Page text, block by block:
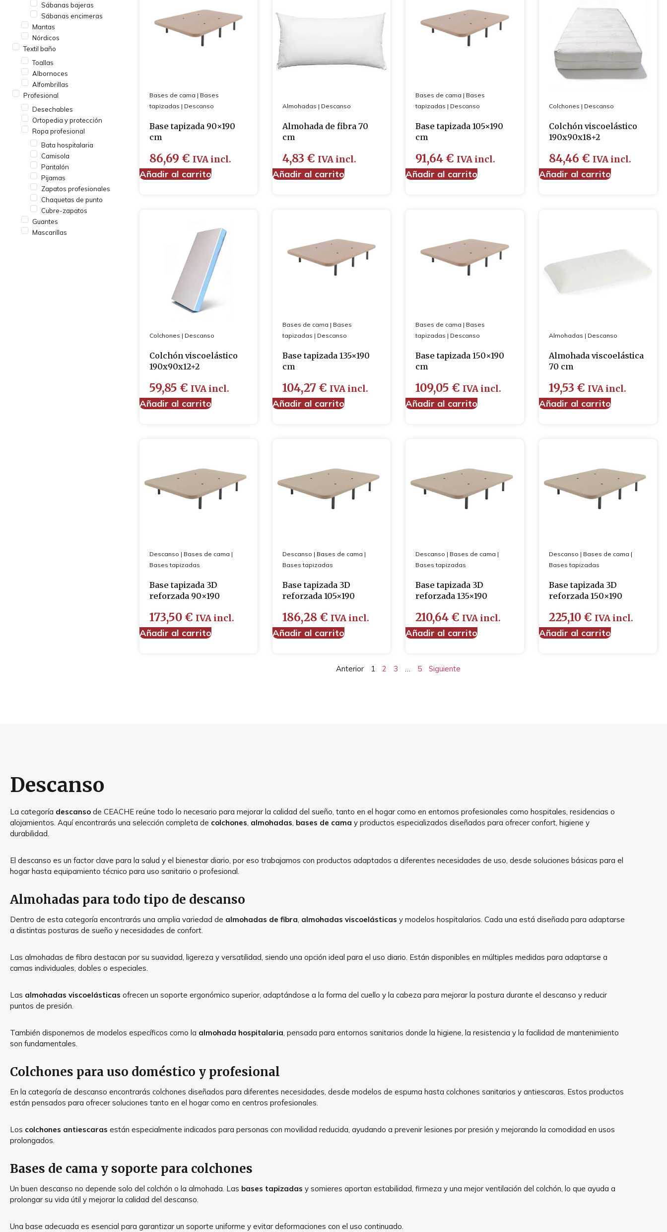
Sábanas bajeras
Sábanas encimeras
Mantas
Nórdicos
Textil baño
Toallas
Albornoces
Alfombrillas
Profesional
Desechables
Ortopedia y protección
Ropa profesional
Bata hospitalaria
Camisola
Pantalón
Pijamas
Zapatos profesionales
Chaquetas de punto
Cubre-zapatos
Guantes
Mascarillas
Bases de cama | Bases
tapizadas | Descanso
Base tapizada 90×190
cm
86,69 € IVA incl.
Añadir al carrito
Almohadas | Descanso
Almohada de fibra 70
cm
4,83 € IVA incl.
Añadir al carrito
Bases de cama | Bases
tapizadas | Descanso
Base tapizada 105×190
cm
91,64 € IVA incl.
Añadir al carrito
Colchones | Descanso
Colchón viscoelástico
190x90x18+2
84,46 € IVA incl.
Añadir al carrito
Colchones | Descanso
Colchón viscoelástico
190x90x12+2
59,85 € IVA incl.
Añadir al carrito
Bases de cama | Bases
tapizadas | Descanso
Base tapizada 135×190
cm
104,27 € IVA incl.
Añadir al carrito
Bases de cama | Bases
tapizadas | Descanso
Base tapizada 150×190
cm
109,05 € IVA incl.
Añadir al carrito
Almohadas | Descanso
Almohada viscoelástica
70 cm
19,53 € IVA incl.
Añadir al carrito
Descanso | Bases de cama |
Bases tapizadas
Base tapizada 3D
reforzada 90×190
173,50 € IVA incl.
Añadir al carrito
Descanso | Bases de cama |
Bases tapizadas
Base tapizada 3D
reforzada 105×190
186,28 € IVA incl.
Añadir al carrito
Descanso | Bases de cama |
Bases tapizadas
Base tapizada 3D
reforzada 135×190
210,64 € IVA incl.
Añadir al carrito
Descanso | Bases de cama |
Bases tapizadas
Base tapizada 3D
reforzada 150×190
225,10 € IVA incl.
Añadir al carrito
Anterior 1 2 3 … 5 Siguiente
Descanso
La categoría descanso de CEACHE reúne todo lo necesario para mejorar la calidad del sueño, tanto en el hogar como en entornos profesionales como hospitales, residencias o
alojamientos. Aquí encontrarás una selección completa de colchones, almohadas, bases de cama y productos especializados diseñados para ofrecer confort, higiene y
durabilidad.
El descanso es un factor clave para la salud y el bienestar diario, por eso trabajamos con productos adaptados a diferentes necesidades de uso, desde soluciones básicas para el
hogar hasta equipamiento técnico para uso sanitario o profesional.
Almohadas para todo tipo de descanso
Dentro de esta categoría encontrarás una amplia variedad de almohadas de fibra, almohadas viscoelásticas y modelos hospitalarios. Cada una está diseñada para adaptarse
a distintas posturas de sueño y necesidades de confort.
Las almohadas de fibra destacan por su suavidad, ligereza y versatilidad, siendo una opción ideal para el uso diario. Están disponibles en múltiples medidas para adaptarse a
camas individuales, dobles o especiales.
Las almohadas viscoelásticas ofrecen un soporte ergonómico superior, adaptándose a la forma del cuello y la cabeza para mejorar la postura durante el descanso y reducir
puntos de presión.
También disponemos de modelos específicos como la almohada hospitalaria, pensada para entornos sanitarios donde la higiene, la resistencia y la facilidad de mantenimiento
son fundamentales.
Colchones para uso doméstico y profesional
En la categoría de descanso encontrarás colchones diseñados para diferentes necesidades, desde modelos de espuma hasta colchones sanitarios y antiescaras. Estos productos
están pensados para ofrecer soluciones tanto en el hogar como en centros profesionales.
Los colchones antiescaras están especialmente indicados para personas con movilidad reducida, ayudando a prevenir lesiones por presión y mejorando la comodidad en usos
prolongados.
Bases de cama y soporte para colchones
Un buen descanso no depende solo del colchón o la almohada. Las bases tapizadas y somieres aportan estabilidad, firmeza y una mejor ventilación del colchón, lo que ayuda a
prolongar su vida útil y mejorar la calidad del descanso.
Una base adecuada es esencial para garantizar un soporte uniforme y evitar deformaciones con el uso continuado.